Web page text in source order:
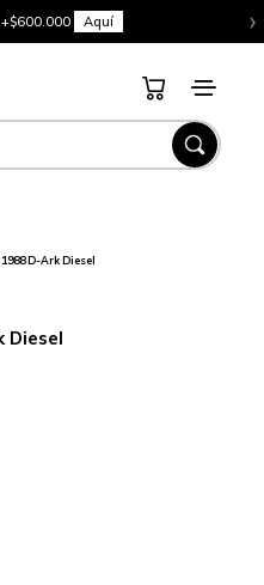
+$600.000 Aquí ›
D-Ark Diesel
Diesel